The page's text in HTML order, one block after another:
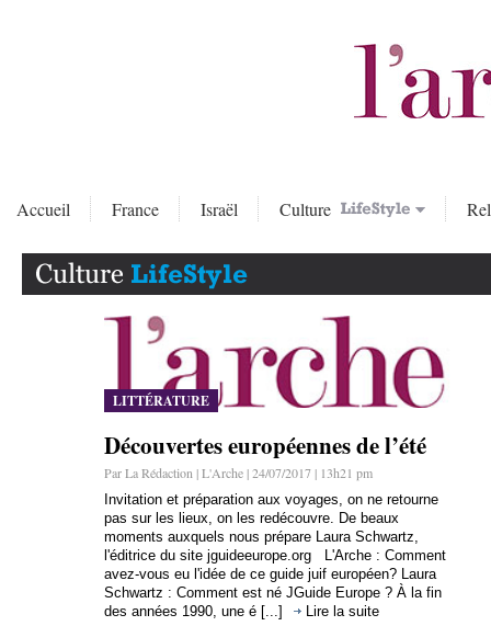
Accueil France Israël Culture
LITTÉRATURE
Découvertes européennes de l’été
Par La Rédaction | L'Arche | 24/07/2017 | 13h21 pm
Invitation et préparation aux voyages, on ne retourne
pas sur les lieux, on les redécouvre. De beaux
moments auxquels nous prépare Laura Schwartz,
l'éditrice du site jguideeurope.org L'Arche : Comment
avez-vous eu l'idée de ce guide juif européen? Laura
Schwartz : Comment est né JGuide Europe ? À la fin
des années 1990, une é [...]
Lire la suite